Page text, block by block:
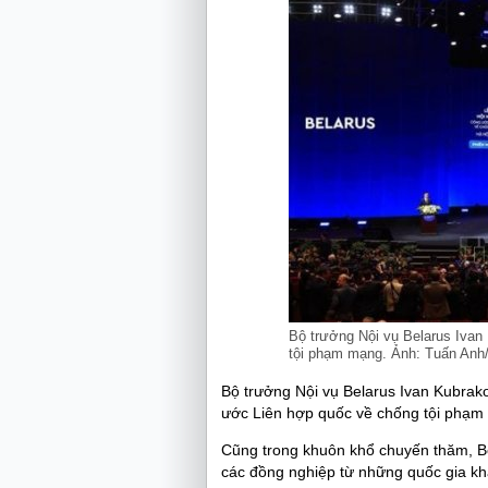
Bộ trưởng Nội vụ Belarus
tội phạm mạng. Ảnh: Tuấn
Bộ trưởng Nội vụ Belarus Ivan
ước Liên hợp quốc về chống tội phạm
Cũng trong khuôn khổ chuyến thăm,
các đồng nghiệp từ những quốc gia